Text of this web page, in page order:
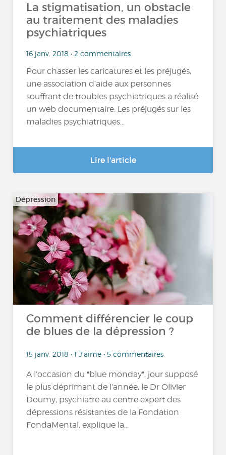
La stigmatisation, un obstacle
au traitement des maladies
psychiatriques
16 janv. 2018 • 2 commentaires
Pour chasser les caricatures et les préjugés,
une association d’aide aux personnes
souffrant de troubles psychiatriques a réalisé
un web documentaire. Les préjugés sur les
maladies psychiatriques...
Lire l'article
Dépression
Comment différencier le coup
de blues de la dépression ?
15 janv. 2018 • 1 J'aime • 5 commentaires
A l’occasion du "blue monday", jour supposé
le plus déprimant de l’année, le Dr Olivier
Doumy, psychiatre au centre expert des
dépressions résistantes de la Fondation
FondaMental, explique la...